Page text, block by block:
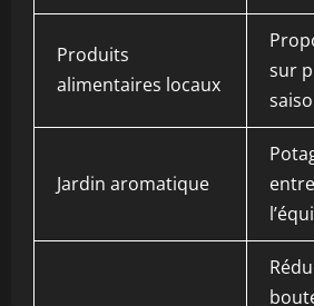
Produits
alimentaires locaux
sur
Jardin aromatique